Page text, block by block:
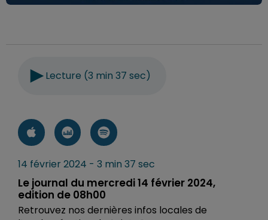
Lecture (3 min 37 sec)
14 février 2024 - 3 min 37 sec
Le journal du mercredi 14 février 2024,
edition de 08h00
Retrouvez nos dernières infos locales de